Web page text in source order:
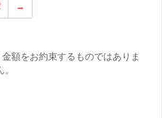
→
額をお約束するものではありま
。